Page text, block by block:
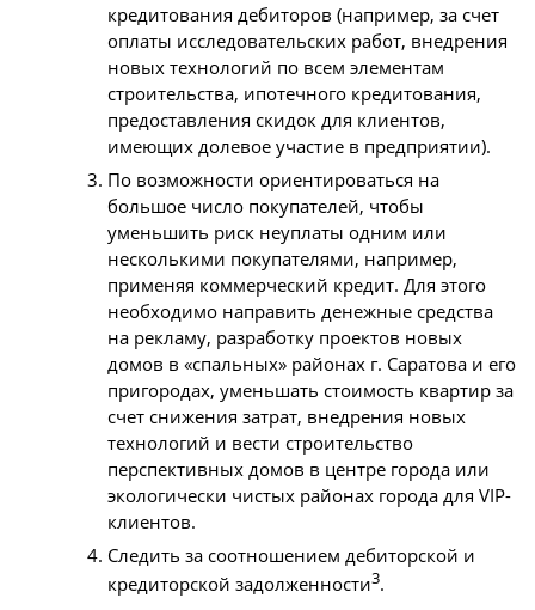
кредитования дебиторов (например, за счет
оплаты исследовательских работ, внедрения
новых технологий по всем элементам
строительства, ипотечного кредитования,
предоставления скидок для клиентов,
имеющих долевое участие в предприятии).
По возможности ориентироваться на
большое число покупателей, чтобы
уменьшить риск неуплаты одним или
несколькими покупателями, например,
применяя коммерческий кредит. Для этого
необходимо направить денежные средства
на рекламу, разработку проектов новых
домов в «спальных» районах г. Саратова и его
пригородах, уменьшать стоимость квартир за
счет снижения затрат, внедрения новых
технологий и вести строительство
перспективных домов в центре города или
экологически чистых районах города для VIP-
клиентов.
Следить за соотношением дебиторской и
кредиторской задолженности3.